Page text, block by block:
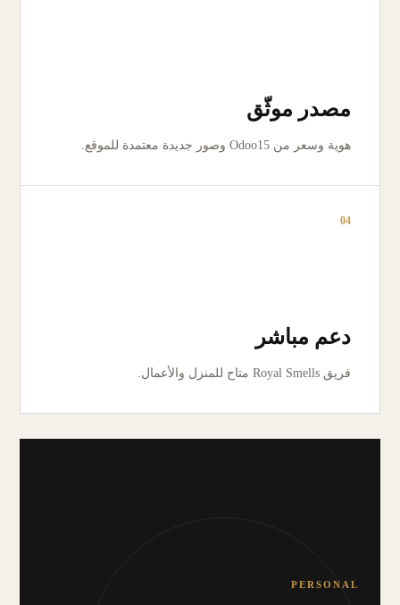
مصدر موثّق
هوية وسعر من Odoo15 وصور جديدة معتمدة للموقع.
04
دعم مباشر
فريق Royal Smells متاح للمنزل والأعمال.
PERSONAL